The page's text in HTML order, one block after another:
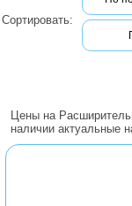
Сортировать:
Цены на
наличии актуальные